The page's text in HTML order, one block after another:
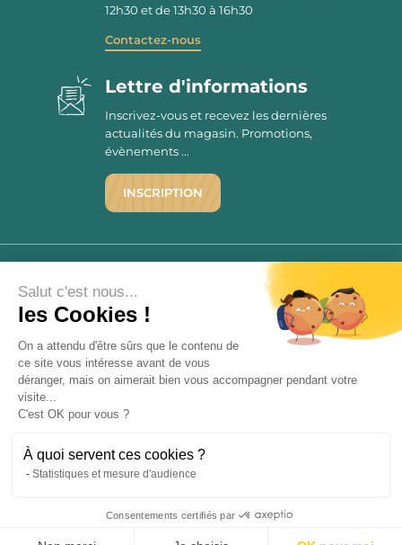
12h30 et de 13h30 à 16h30
Contactez-nous
2780 AVIS
9.7/10
Lettre d'informations
Inscrivez-vous et recevez les dernières
actualités du magasin. Promotions,
évènements ...
INSCRIPTION
Qui sommes-nous ?
Mentions légales
Politique de confidentialité
FAQ
« L’abus d’alcool est dangereux pour la santé, à consommer avec
»
Salut c'est nous...
les Cookies !
On a attendu d'être sûrs que le contenu de
ce site vous intéresse avant de vous
déranger, mais on aimerait bien vous accompagner pendant votre
visite...
C'est OK pour vous ?
À quoi servent ces cookies ?
Statistiques et mesure d'audience
Consentements certifiés par